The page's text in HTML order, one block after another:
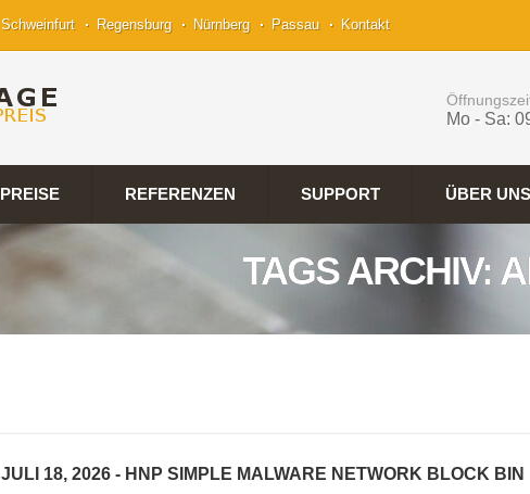
Schweinfurt Regensburg Nürnberg Passau Kontakt
Mo - Sa:
PREISE REFERENZEN SUPPORT ÜBER UNS
TAGS ARCHIV:
JULI 18, 2026 - HNP SIMPLE MALWARE NETWORK BLOCK BIN